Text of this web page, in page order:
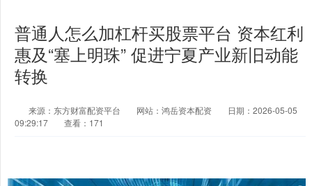
普通人怎么加杠杆买股票平台 资本红利
惠及“塞上明珠” 促进宁夏产业新旧动能
转换
来源：东方财富配资平台 网站：鸿岳资本配资
日期：2026-05-05
09:29:17
查看：171